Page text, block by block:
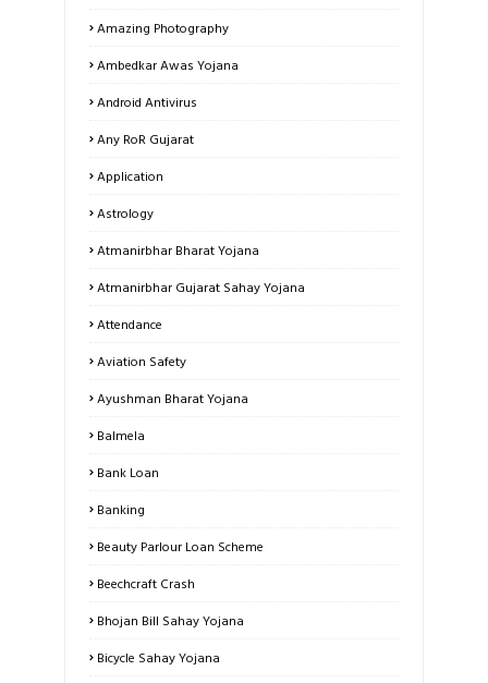
Amazing Photography
Ambedkar Awas Yojana
Android Antivirus
Any RoR Gujarat
Application
Astrology
Atmanirbhar Bharat Yojana
Atmanirbhar Gujarat Sahay Yojana
Attendance
Aviation Safety
Ayushman Bharat Yojana
Balmela
Bank Loan
Banking
Beauty Parlour Loan Scheme
Beechcraft Crash
Bhojan Bill Sahay Yojana
Bicycle Sahay Yojana